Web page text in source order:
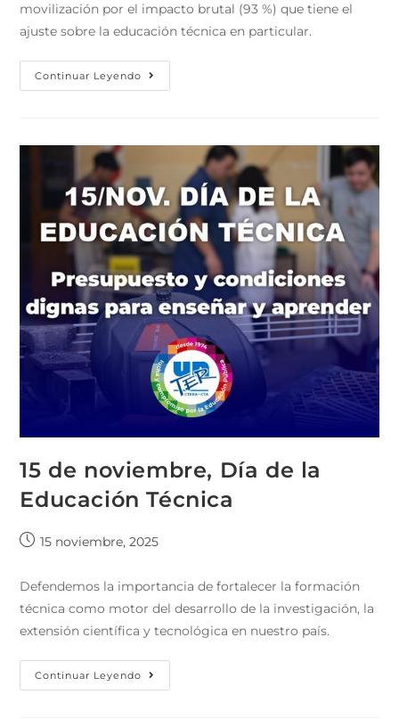
movilización por el impacto brutal (93 %) que tiene el
ajuste sobre la educación técnica en particular.
Continuar Leyendo
15 de noviembre, Día de la
Educación Técnica
15 noviembre, 2025
Defendemos la importancia de fortalecer la formación
técnica como motor del desarrollo de la investigación, la
extensión científica y tecnológica en nuestro país.
Continuar Leyendo